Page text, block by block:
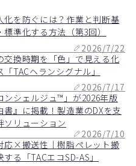
化を防ぐには？作業と判断基
準化する方法（第3回）
2026/7/22
交換時期を「色」で見える化
「TACヘランシグナル」
2026/7/17
ンシェルジュ™」が2026年版
書』に掲載！製造業のDXを支
ソリューション
2026/7/10
×搬送性｜樹脂ペレット搬
る「TACエコSD-AS」